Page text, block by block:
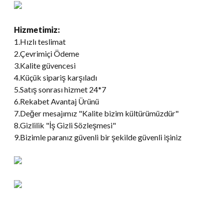
Hizmetimiz:
1.Hızlı teslimat
2.Çevrimiçi Ödeme
3.Kalite güvencesi
4.Küçük sipariş karşıladı
5.Satış sonrası hizmet 24*7
6.Rekabet Avantaj Ürünü
7.Değer mesajımız "Kalite bizim kültürümüzdür"
8.Gizlilik "İş Gizli Sözleşmesi"
9.Bizimle paranız güvenli bir şekilde güvenli işiniz